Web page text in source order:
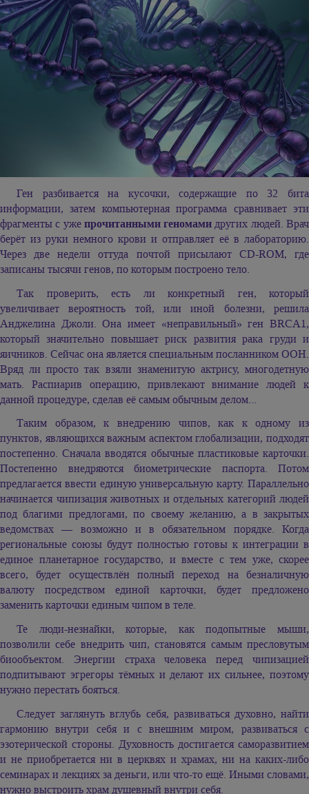
Ген разбивается на кусочки, содержащие по 32 бита
информации, затем компьютерная программа сравнивает эти
фрагменты с ужепрочитанными геномамидругих людей. Врач
берёт из руки немного крови и отправляет её в лабораторию.
Через две недели оттуда почтой присылают CD-ROM, где
записаны тысячи генов, по которым построено тело.
Так проверить, есть ли конкретный ген, который
увеличивает вероятность той, или иной болезни, решила
Анджелина Джоли. Она имеет «неправильный» ген BRCA1,
который значительно повышает риск развития рака груди и
яичников. Сейчас она является специальным посланником ООН.
Вряд ли просто так взяли знаменитую актрису, многодетную
мать. Распиарив операцию, привлекают внимание людей к
данной процедуре, сделав её самым обычным делом...
Таким образом, к внедрению чипов, как к одному из
пунктов, являющихся важным аспектом глобализации, подходят
постепенно. Сначала вводятся обычные пластиковые карточки.
Постепенно внедряются биометрические паспорта. Потом
предлагается ввести единую универсальную карту. Параллельно
начинается чипизация животных и отдельных категорий людей
под благими предлогами, по своему желанию, а в закрытых
ведомствах — возможно и в обязательном порядке. Когда
региональные союзы будут полностью готовы к интеграции в
единое планетарное государство, и вместе с тем уже, скорее
всего, будет осуществлён полный переход на безналичную
валюту посредством единой карточки, будет предложено
заменить карточки единым чипом в теле.
Те люди-незнайки, которые, как подопытные мыши,
позволили себе внедрить чип, становятся самым пресловутым
биообъектом. Энергии страха человека перед чипизацией
подпитывают эгрегоры тёмных и делают их сильнее, поэтому
нужно перестать бояться.
Следует заглянуть вглубь себя, развиваться духовно, найти
гармонию внутри себя и с внешним миром, развиваться с
эзотерической стороны. Духовность достигается саморазвитием
и не приобретается ни в церквях и храмах, ни на каких-либо
семинарах и лекциях за деньги, или что-то ещё. Иными словами,
нужно выстроить храм душевный внутри себя.